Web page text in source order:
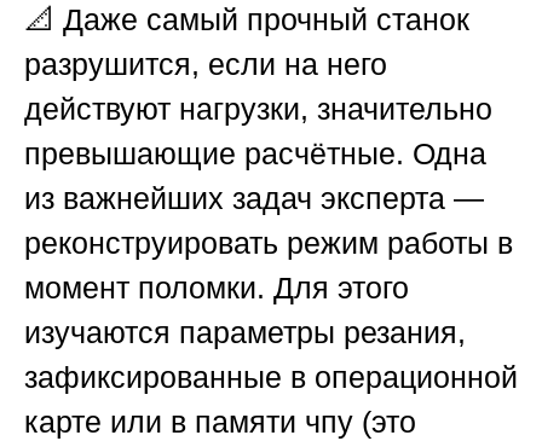
📐 Даже самый прочный станок
разрушится, если на него
действуют нагрузки, значительно
превышающие расчётные. Одна
из важнейших задач эксперта —
реконструировать режим работы в
момент поломки. Для этого
изучаются параметры резания,
зафиксированные в операционной
карте или в памяти чпу (это